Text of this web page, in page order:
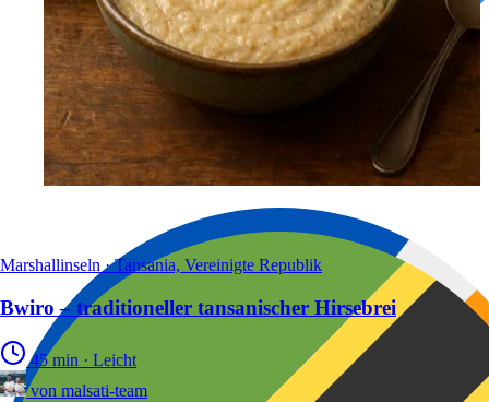
Marshallinseln · Tansania, Vereinigte Republik
Bwiro – traditioneller tansanischer Hirsebrei
45 min · Leicht
von malsati-team